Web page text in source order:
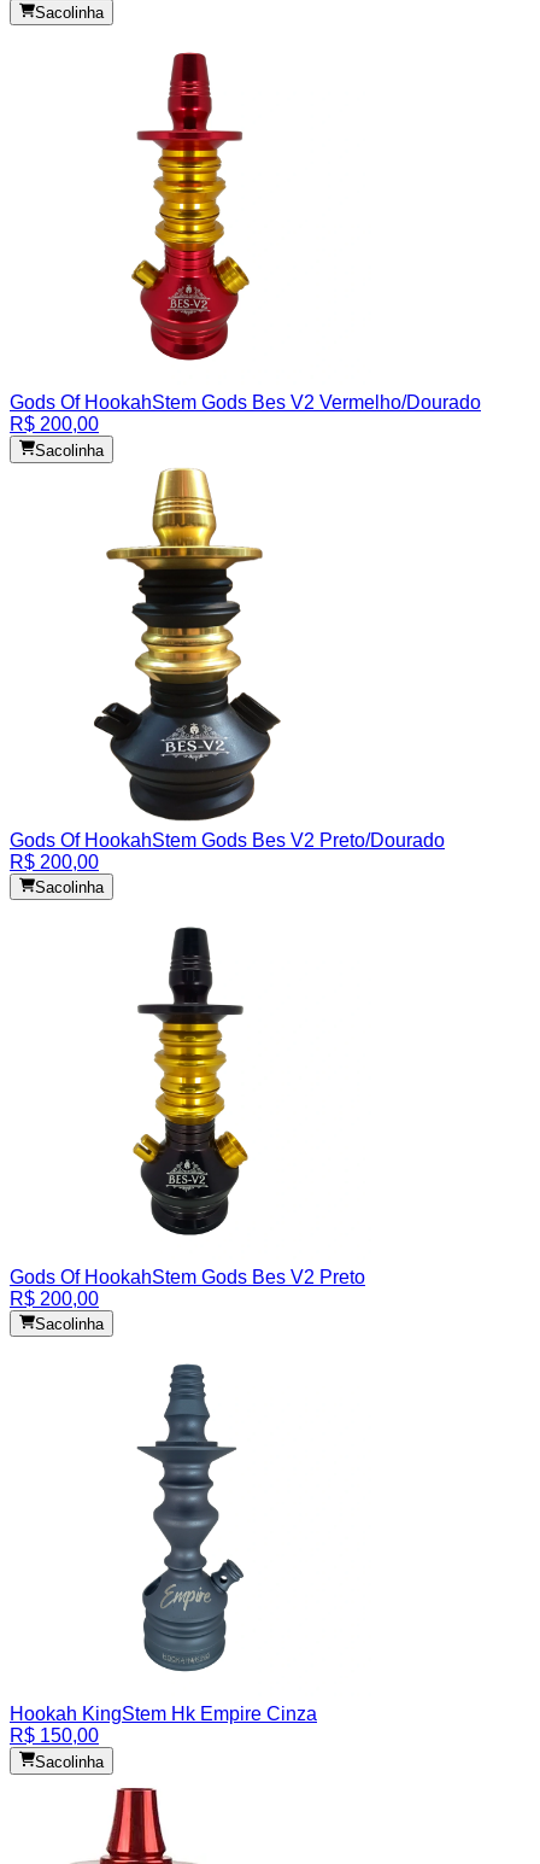
Sacolinha
Gods Of HookahStem Gods Bes V2 Vermelho/Dourado
R$ 200,00
Sacolinha
Gods Of HookahStem Gods Bes V2 Preto/Dourado
R$ 200,00
Sacolinha
Gods Of HookahStem Gods Bes V2 Preto
R$ 200,00
Sacolinha
Hookah KingStem Hk Empire Cinza
R$ 150,00
Sacolinha